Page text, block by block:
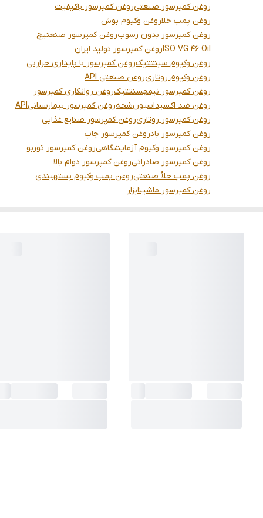
روغن کمپرسور صنعتیروغن کمپرسور باکیفیت
روغن پمپ خلاروغن وکیوم بوش
روغن کمپرسور بدون رسوبروغن کمپرسور صنعتیچ
ISO VG 46 Oilروغن کمپرسور تولید ایران
روغن وکیوم سینتتیکروغن کمپرسور با پایداری حرارتی
روغن وکیوم روتاریروغن صنعتی API
روغن کمپرسور نیمهسنتتیکروغن روانکاری کمپرسور
روغن ضد اکسیداسیونشحهروغن کمپرسور بیمارستانیAPI
روغن کمپرسور روتاریروغن کمپرسور صنایع غذایی
روغن کمپرسور بادروغن کمپرسور چاپ
روغن کمپرسور وکیوم آزمایشگاهیروغن کمپرسور توربو
روغن کمپرسور صادراتیروغن کمپرسور دوام بالا
روغن پمپ خلأ صنعتیروغن پمپ وکیوم بستهبندی
روغن کمپرسور ماشینابزار